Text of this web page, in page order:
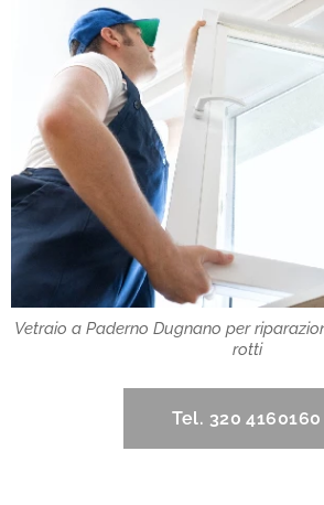
Vetraio a Paderno Dugnano per
rotti
Tel. 320 4160160